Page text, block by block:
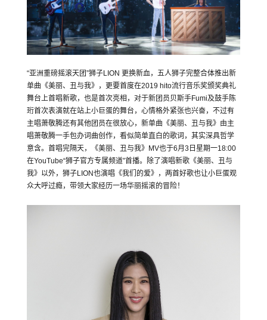
“亚洲重磅摇滚天团”狮子LION 更换新血，五人狮子完整合体推出新
单曲《美丽、丑与我》，更要首度在2019 hito流行音乐奖颁奖典礼
舞台上首唱新歌，也是首次亮相，对于新团员贝斯手Fumi及鼓手陈
珩首次表演就在站上小巨蛋的舞台，心情格外紧张也兴奋，不过有
主唱萧敬腾还有其他团员在很放心，新单曲《美丽、丑与我》由主
唱萧敬腾一手包办词曲创作，看似简单直白的歌词，其实深具哲学
意含。首唱完隔天，《美丽、丑与我》MV也于6月3日星期一18:00
在YouTube“狮子官方专属频道”首播。除了演唱新歌《美丽、丑与
我》以外，狮子LION也演唱《我们的爱》，两首好歌也让小巨蛋观
众大呼过瘾，带领大家经历一场华丽摇滚的冒险！